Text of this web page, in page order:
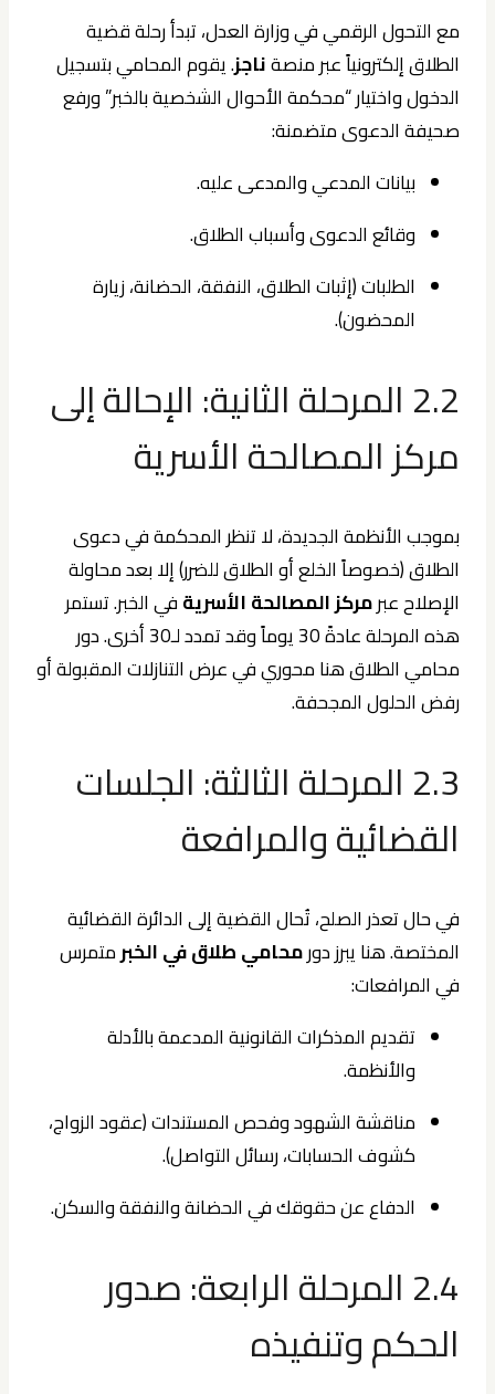
مع التحول الرقمي في وزارة العدل، تبدأ رحلة قضية
الطلاق إلكترونياً عبر منصةناجز. يقوم المحامي بتسجيل
الدخول واختيار “محكمة الأحوال الشخصية بالخبر” ورفع
صحيفة الدعوى متضمنة:
بيانات المدعي والمدعى عليه.
وقائع الدعوى وأسباب الطلاق.
الطلبات (إثبات الطلاق، النفقة، الحضانة، زيارة
المحضون).
2.2 المرحلة الثانية: الإحالة إلى
مركز المصالحة الأسرية
بموجب الأنظمة الجديدة، لا تنظر المحكمة في دعوى
الطلاق (خصوصاً الخلع أو الطلاق للضرر) إلا بعد محاولة
الإصلاح عبرمركز المصالحة الأسريةفي الخبر. تستمر
هذه المرحلة عادةً 30 يوماً وقد تمدد لـ30 أخرى. دور
محامي الطلاق هنا محوري في عرض التنازلات المقبولة أو
رفض الحلول المجحفة.
2.3 المرحلة الثالثة: الجلسات
القضائية والمرافعة
في حال تعذر الصلح، تُحال القضية إلى الدائرة القضائية
المختصة. هنا يبرز دورمحامي طلاق في الخبرمتمرس
في المرافعات:
تقديم المذكرات القانونية المدعمة بالأدلة
والأنظمة.
مناقشة الشهود وفحص المستندات (عقود الزواج،
كشوف الحسابات، رسائل التواصل).
الدفاع عن حقوقك في الحضانة والنفقة والسكن.
2.4 المرحلة الرابعة: صدور
الحكم وتنفيذه